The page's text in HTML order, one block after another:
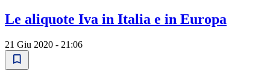
Le aliquote Iva in Italia e in Europa
21 Giu 2020 - 21:06